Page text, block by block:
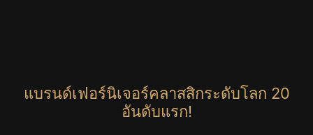
แบรนด์เฟอร์นิเจอร์คลาสสิกระดับโลก 20
อันดับแรก!